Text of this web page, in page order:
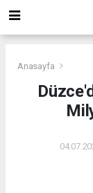
Anasayfa